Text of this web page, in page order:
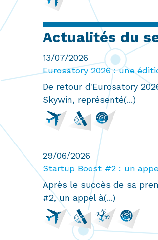
Actualités du
13/07/2026
Eurosatory 2026 : une
De retour d'Eurosatory
Skywin, représenté(...)
29/06/2026
Startup Boost #2 : un
Après le succès de sa
#2, un appel à(...)